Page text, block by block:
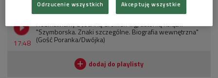
Posłuchaj
17:48
Rozmawiamy z Joanną Gromek-Illg, autorką książki
"Szymborska. Znaki szczególne. Biografia wewnętrzna"
(Gość Poranka/Dwójka)
Odrzucenie wszystkich Akceptuję wszystkie